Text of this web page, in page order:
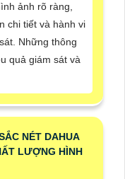
ảnh rõ ràng,
chi tiết và hành vi
Những thông
quả giám sát và
NÉT DAHUA
LƯỢNG HÌNH